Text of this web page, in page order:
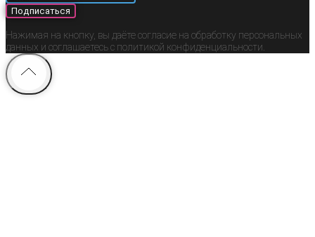
Подписаться
Нажимая на кнопку, вы даёте согласие на обработку персональных
данных и соглашаетесь c политикой конфиденциальности.